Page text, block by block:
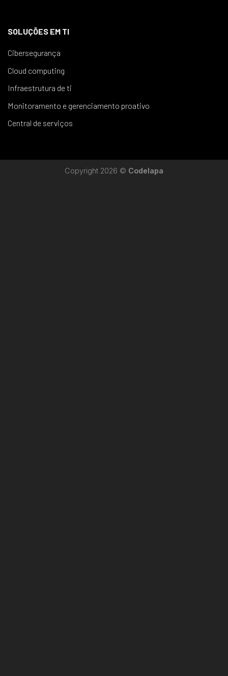
SOLUÇÕES EM TI
Cibersegurança
Cloud computing
Infraestrutura de ti
Monitoramento e gerenciamento proativo
Central de serviços
Copyright 2026 © Codelapa